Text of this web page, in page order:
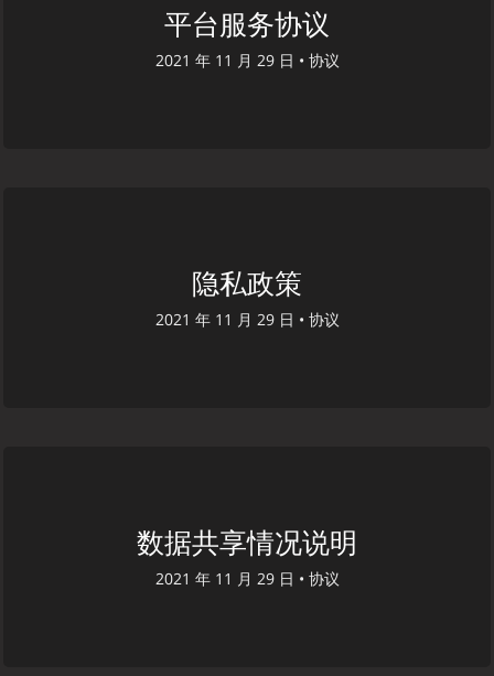
平台服务协议
2021 年 11 月 29 日 • 协议
隐私政策
2021 年 11 月 29 日 • 协议
数据共享情况说明
2021 年 11 月 29 日 • 协议